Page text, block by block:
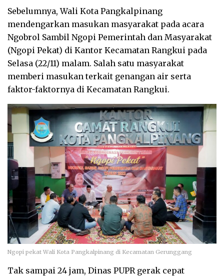
Sebelumnya, Wali Kota Pangkalpinang
mendengarkan masukan masyarakat pada acara
Ngobrol Sambil Ngopi Pemerintah dan Masyarakat
(Ngopi Pekat) di Kantor Kecamatan Rangkui pada
Selasa (22/11) malam. Salah satu masyarakat
memberi masukan terkait genangan air serta
faktor-faktornya di Kecamatan Rangkui.
Ngopi pekat Wali Kota Pangkalpinang di Kecamatan Gerunggang
Tak sampai 24 jam, Dinas PUPR gerak cepat